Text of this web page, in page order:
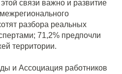
связи важно и развитие
разбора реальных
71,2% предпочли
территории.
и Ассоциация работников